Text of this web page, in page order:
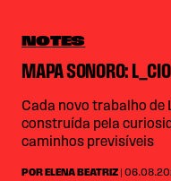
NOTES
MAPA SONORO: L_CIO
Cada novo trabalho de
construída pela
caminhos previsíveis
POR ELENA BEATRIZ |